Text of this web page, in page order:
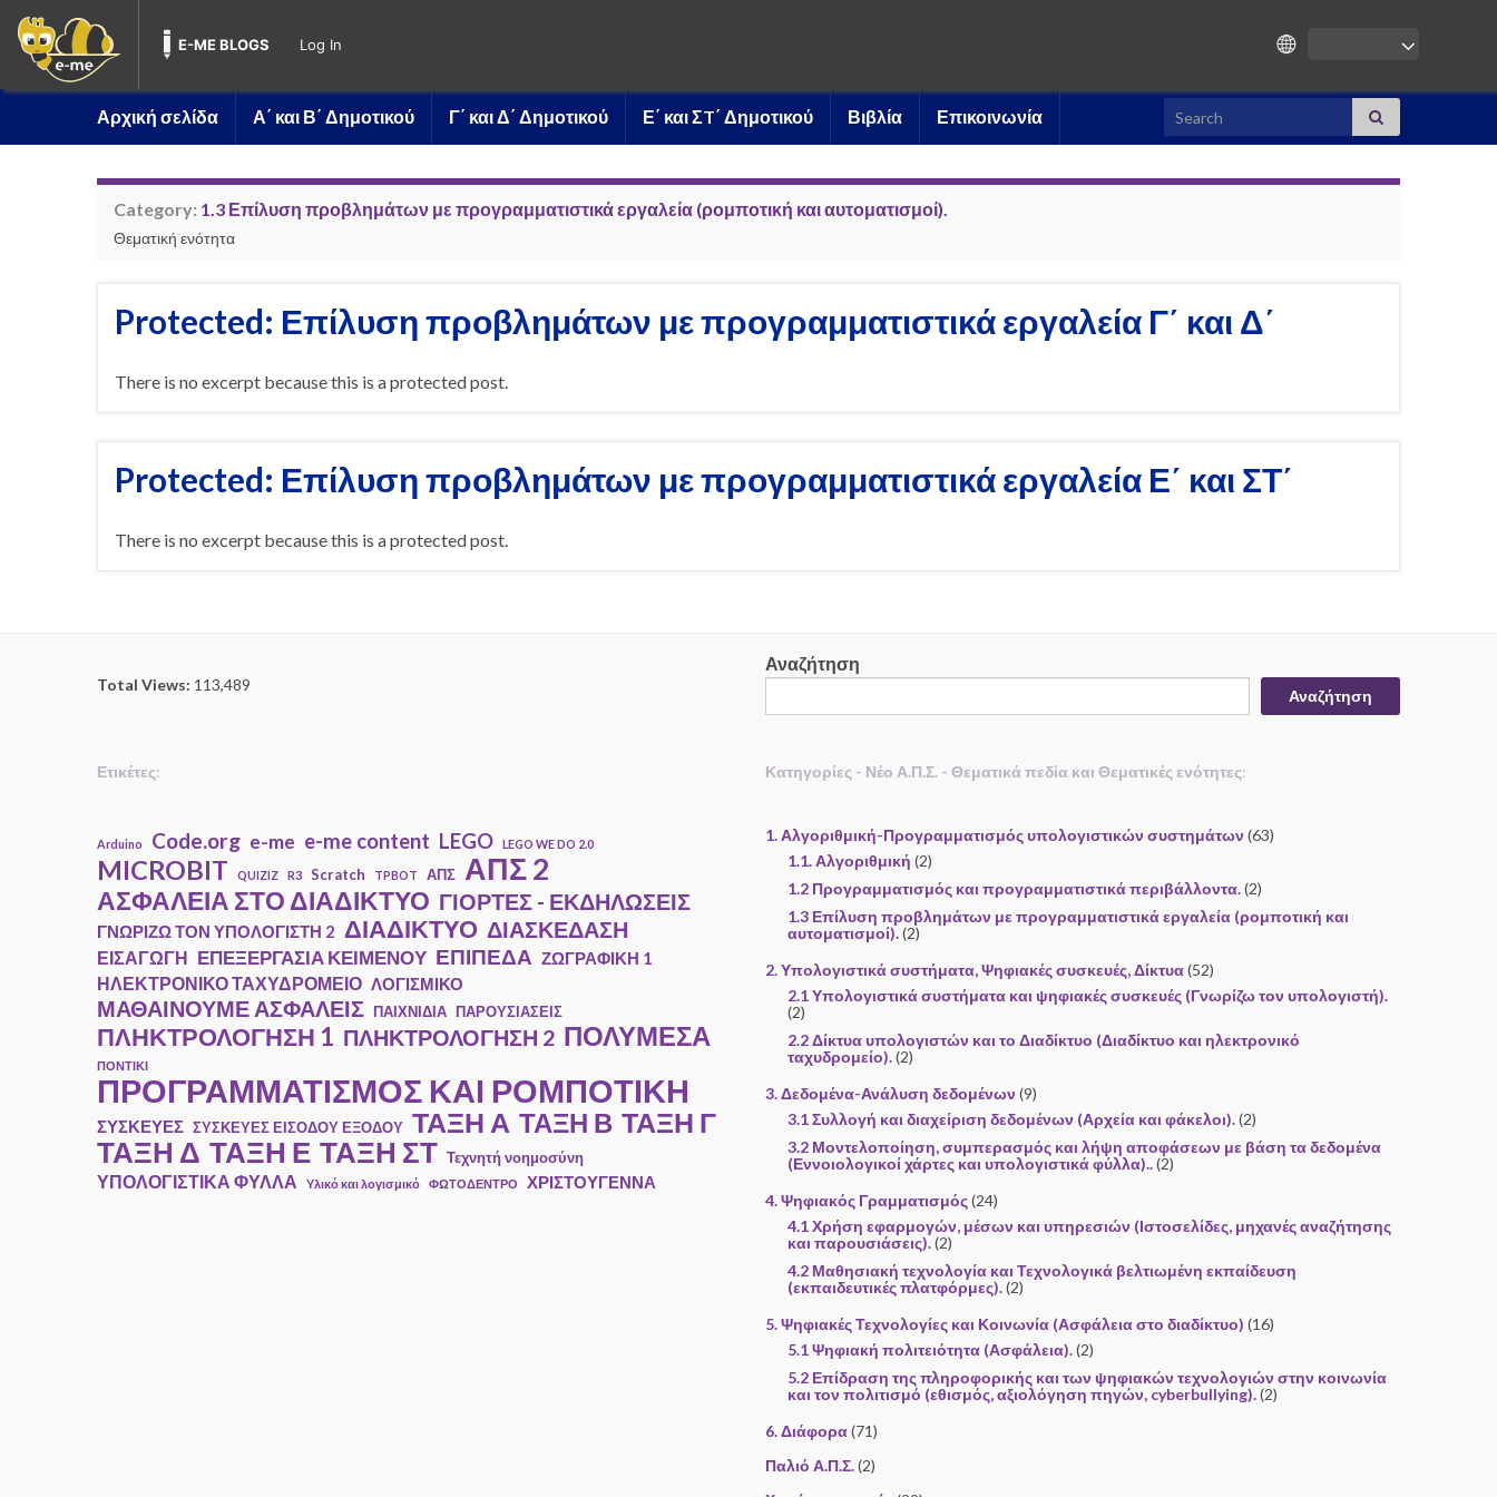
E-ME BLOGS Log In
Αρχική σελίδα Α΄ και Β΄ Δημοτικού Γ΄ και Δ΄ Δημοτικού Ε΄ και ΣT΄ Δημοτικού Βιβλία Επικοινωνία Search for:
Category: 1.3 Επίλυση προβλημάτων με προγραμματιστικά εργαλεία (ρομποτική και αυτοματισμοί).
Θεματική ενότητα
Protected: Επίλυση προβλημάτων με προγραμματιστικά εργαλεία Γ΄ και Δ΄
There is no excerpt because this is a protected post.
Protected: Επίλυση προβλημάτων με προγραμματιστικά εργαλεία Ε΄ και ΣΤ΄
There is no excerpt because this is a protected post.
Total Views: 113,489
Αναζήτηση
Αναζήτηση
Ετικέτες: Κατηγορίες - Νέο Α.Π.Σ. - Θεματικά πεδία και Θεματικές ενότητες:
Arduino Code.org e-me e-me content LEGO LEGO WE DO 2.0
MICROBIT QUIZIZ R3 Scratch TPBOT ΑΠΣ ΑΠΣ 2
ΑΣΦΑΛΕΙΑ ΣΤΟ ΔΙΑΔΙΚΤΥΟ ΓΙΟΡΤΕΣ - ΕΚΔΗΛΩΣΕΙΣ
ΓΝΩΡΙΖΩ ΤΟΝ ΥΠΟΛΟΓΙΣΤΗ 2 ΔΙΑΔΙΚΤΥΟ ΔΙΑΣΚΕΔΑΣΗ
ΕΙΣΑΓΩΓΗ ΕΠΕΞΕΡΓΑΣΙΑ ΚΕΙΜΕΝΟΥ ΕΠΙΠΕΔΑ ΖΩΓΡΑΦΙΚΗ 1
ΗΛΕΚΤΡΟΝΙΚΟ ΤΑΧΥΔΡΟΜΕΙΟ ΛΟΓΙΣΜΙΚΟ
ΜΑΘΑΙΝΟΥΜΕ ΑΣΦΑΛΕΙΣ ΠΑΙΧΝΙΔΙΑ ΠΑΡΟΥΣΙΑΣΕΙΣ
ΠΛΗΚΤΡΟΛΟΓΗΣΗ 1 ΠΛΗΚΤΡΟΛΟΓΗΣΗ 2 ΠΟΛΥΜΕΣΑ
ΠΟΝΤΙΚΙ
ΠΡΟΓΡΑΜΜΑΤΙΣΜΟΣ ΚΑΙ ΡΟΜΠΟΤΙΚΗ
ΣΥΣΚΕΥΕΣ ΣΥΣΚΕΥΕΣ ΕΙΣΟΔΟΥ ΕΞΟΔΟΥ ΤΑΞΗ Α ΤΑΞΗ Β ΤΑΞΗ Γ
ΤΑΞΗ Δ ΤΑΞΗ Ε ΤΑΞΗ ΣΤ Τεχνητή νοημοσύνη
ΥΠΟΛΟΓΙΣΤΙΚΑ ΦΥΛΛΑ Υλικό και λογισμικό ΦΩΤΟΔΕΝΤΡΟ ΧΡΙΣΤΟΥΓΕΝΝΑ
1. Αλγοριθμική-Προγραμματισμός υπολογιστικών συστημάτων(63)
1.1. Αλγοριθμική (2)
1.2 Προγραμματισμός και προγραμματιστικά περιβάλλοντα.(2)
1.3 Επίλυση προβλημάτων με προγραμματιστικά εργαλεία (ρομποτική και
αυτοματισμοί).(2)
2. Υπολογιστικά συστήματα, Ψηφιακές συσκευές, Δίκτυα(52)
2.1 Υπολογιστικά συστήματα και ψηφιακές συσκευές (Γνωρίζω τον υπολογιστή).
(2)
2.2 Δίκτυα υπολογιστών και το Διαδίκτυο (Διαδίκτυο και ηλεκτρονικό
ταχυδρομείο).(2)
3. Δεδομένα-Ανάλυση δεδομένων(9)
3.1 Συλλογή και διαχείριση δεδομένων (Αρχεία και φάκελοι).(2)
3.2 Μοντελοποίηση, συμπερασμός και λήψη αποφάσεων με βάση τα δεδομένα
(Εννοιολογικοί χάρτες και υπολογιστικά φύλλα)..(2)
4. Ψηφιακός Γραμματισμός(24)
4.1 Χρήση εφαρμογών, μέσων και υπηρεσιών (Ιστοσελίδες, μηχανές αναζήτησης
και παρουσιάσεις).(2)
4.2 Μαθησιακή τεχνολογία και Τεχνολογικά βελτιωμένη εκπαίδευση
(εκπαιδευτικές πλατφόρμες).(2)
5. Ψηφιακές Τεχνολογίες και Κοινωνία (Ασφάλεια στο διαδίκτυο) (16)
5.1 Ψηφιακή πολιτειότητα (Ασφάλεια).(2)
5.2 Επίδραση της πληροφορικής και των ψηφιακών τεχνολογιών στην κοινωνία
και τον πολιτισμό (εθισμός, αξιολόγηση πηγών, cyberbullying).(2)
6. Διάφορα(71)
Παλιό Α.Π.Σ.(2)